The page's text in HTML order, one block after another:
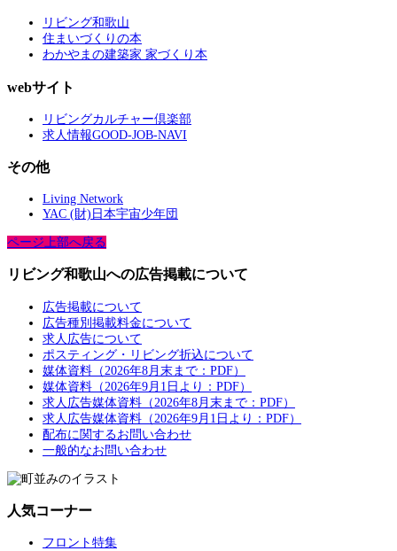
リビング和歌山
住まいづくりの本
わかやまの建築家 家づくり本
webサイト
リビングカルチャー倶楽部
求人情報GOOD-JOB-NAVI
その他
Living Network
YAC (財)日本宇宙少年団
ページ上部へ戻る
リビング和歌山への広告掲載について
広告掲載について
広告種別掲載料金について
求人広告について
ポスティング・リビング折込について
媒体資料（2026年8月末まで：PDF）
媒体資料（2026年9月1日より：PDF）
求人広告媒体資料（2026年8月末まで：PDF）
求人広告媒体資料（2026年9月1日より：PDF）
配布に関するお問い合わせ
一般的なお問い合わせ
人気コーナー
フロント特集